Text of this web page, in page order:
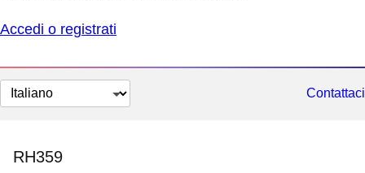
Accedi o registrati
Cambia
lingua
Contattaci
RH359